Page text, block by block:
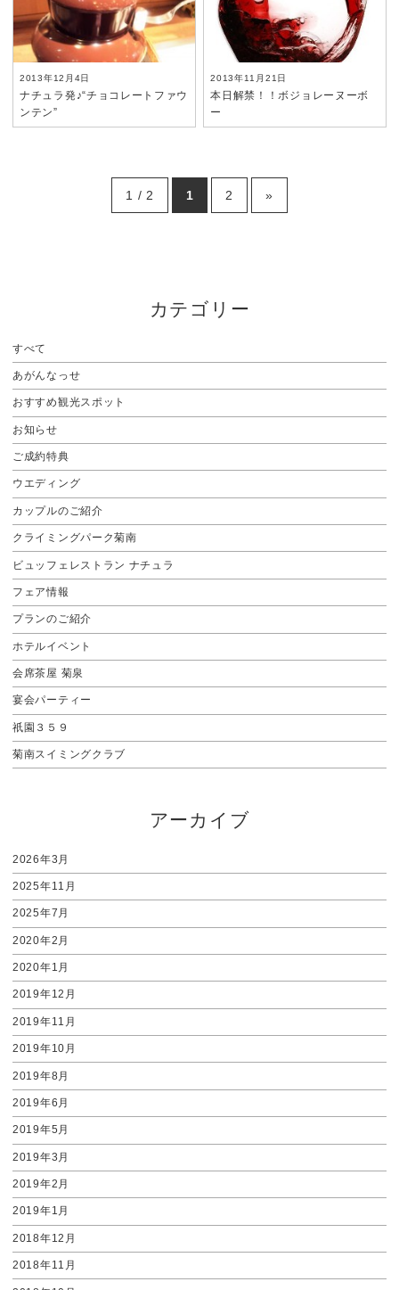
2013年12月4日
ナチュラ発♪“チョコレートファウ
ンテン”
2013年11月21日
本日解禁！！ボジョレーヌーボ
ー
1 / 2 1 2 »
カテゴリー
すべて
あがんなっせ
おすすめ観光スポット
お知らせ
ご成約特典
ウエディング
カップルのご紹介
クライミングパーク菊南
ビュッフェレストラン ナチュラ
フェア情報
プランのご紹介
ホテルイベント
会席茶屋 菊泉
宴会パーティー
祇園３５９
菊南スイミングクラブ
アーカイブ
2026年3月
2025年11月
2025年7月
2020年2月
2020年1月
2019年12月
2019年11月
2019年10月
2019年8月
2019年6月
2019年5月
2019年3月
2019年2月
2019年1月
2018年12月
2018年11月